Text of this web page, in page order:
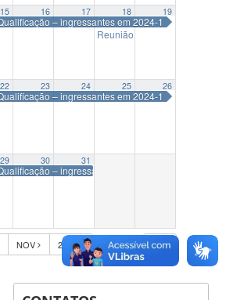
– ingressantes em 2024-1
15 16 17 18
Reunião Colegiado
19
– ingressantes em 2024-1
22 23 24 25 26
– ingressantes em 2024-1
29 30 31
NOV 2025